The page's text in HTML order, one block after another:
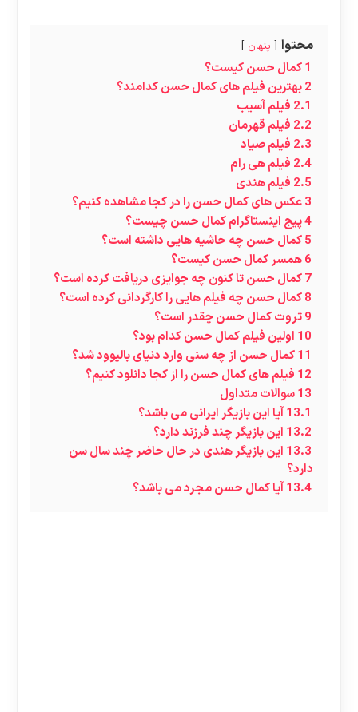
محتوا پنهان
1کمال حسن کیست؟
2بهترین فیلم های کمال حسن کدامند؟
2.1 فیلم آسیب
2.2 فیلم قهرمان
2.3 فیلم صیاد
2.4 فیلم هی رام
2.5 فیلم هندی
3عکس های کمال حسن را در کجا مشاهده کنیم؟
4پیج اینستاگرام کمال حسن چیست؟
5کمال حسن چه حاشیه هایی داشته است؟
6همسر کمال حسن کیست؟
7کمال حسن تا کنون چه جوایزی دریافت کرده است؟
8کمال حسن چه فیلم هایی را کارگردانی کرده است؟
9ثروت کمال حسن چقدر است؟
10 اولین فیلم کمال حسن کدام بود؟
11کمال حسن از چه سنی وارد دنیای بالیوود شد؟
12 فیلم های کمال حسن را از کجا دانلود کنیم؟
13سوالات متداول
13.1آیا این بازیگر ایرانی می باشد؟
13.2 این بازیگر چند فرزند دارد؟
13.3 این بازیگر هندی در حال حاضر چند سال سن
دارد؟
13.4آیا کمال حسن مجرد می باشد؟